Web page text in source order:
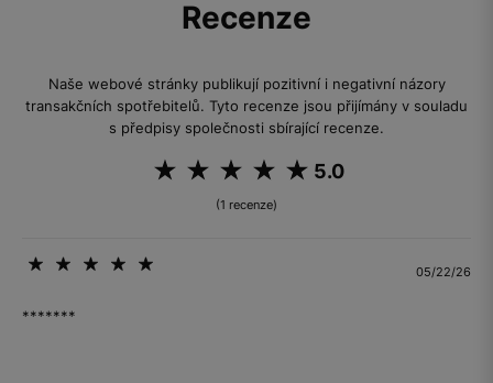
Recenze
Naše webové stránky publikují pozitivní i negativní názory
transakčních spotřebitelů. Tyto recenze jsou přijímány v souladu
s předpisy společnosti sbírající recenze.
5.0
(1 recenze)
05/22/26
*******